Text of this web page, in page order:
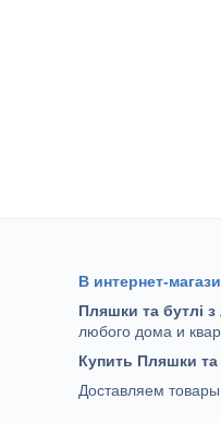
В интернет-
Пляшки та бутлі з
любого дома и
Купить Пляшки
Доставляем товары